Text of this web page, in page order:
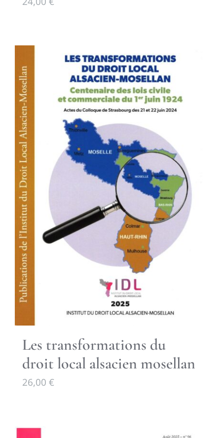
Les transformations du
droit local alsacien mosellan
26,00 €